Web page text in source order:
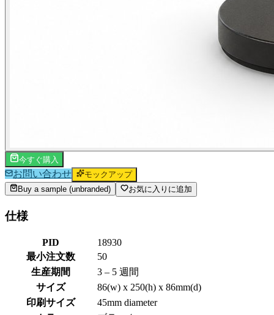
今すぐ購入
お問い合わせ
モックアップ
Buy a sample (unbranded)
お気に入りに追加
仕様
PID
18930
最小注文数
50
生産期間
3 – 5 週間
サイズ
86(w) x 250(h) x 86mm(d)
印刷サイズ
45mm diameter